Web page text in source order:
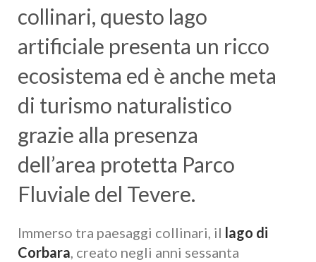
collinari, questo lago
artificiale presenta un ricco
ecosistema ed è anche meta
di turismo naturalistico
grazie alla presenza
dell’area protetta Parco
Fluviale del Tevere.
Immerso tra paesaggi collinari, il lago di
Corbara , creato negli anni sessanta